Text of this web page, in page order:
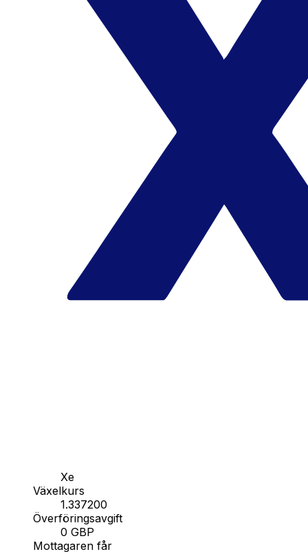
Xe
Växelkurs
1.337200
Överföringsavgift
0 GBP
Mottagaren får